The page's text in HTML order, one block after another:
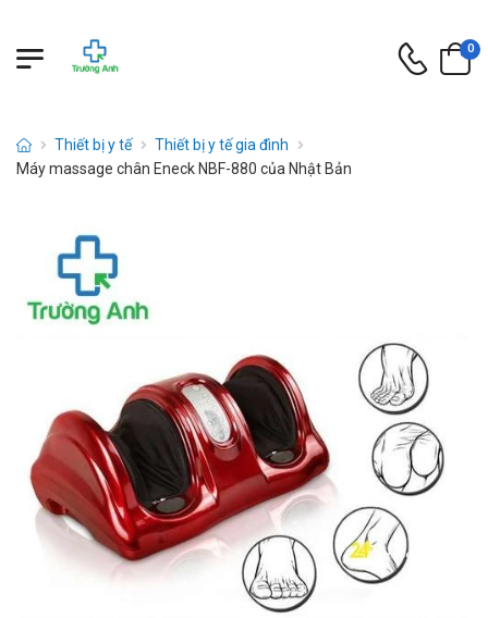
0
Thiết bị y tế
Thiết bị y tế gia đình
Máy massage chân Eneck NBF-880 của Nhật Bản